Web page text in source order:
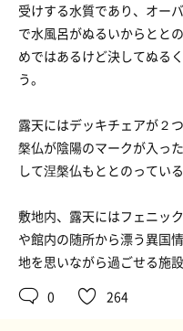
受けする水質であり、オー
で水風呂がぬるいからとと
めではあるけど決してぬる
う。
露天にはデッキチェアが２
槃仏が陰陽のマークが入っ
して涅槃仏もととのってい
敷地内、露天にはフェニッ
や館内の随所から漂う異国
地を思いながら過ごせる施設
0
264